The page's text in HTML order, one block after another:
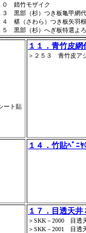
０ 錆竹モザイク
３ 黒部（杉）つき板亀甲網代
４ 椹（さわら）つき板矢羽
５ 黒部（杉）へぎ板特選よ
ート貼
１１．青竹皮網
＞２５３ 青竹皮ア
１４．竹貼ﾍﾞﾆ
１７．目透天
＞SKK－2000 目透
＞SKK－2001 目透